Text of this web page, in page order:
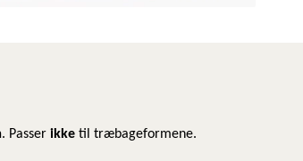
. Passer ikke til træbageformene.